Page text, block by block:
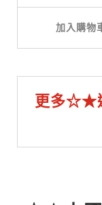
加入購物
更多☆★